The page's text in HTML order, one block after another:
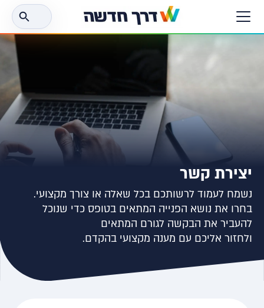
חפש
את:
יצירת קשר
נשמח לעמוד לרשותכם בכל שאלה או צורך מקצועי.
בחרו את נושא הפנייה המתאים בטופס כדי שנוכל
להעביר את הבקשה לגורם המתאים
ולחזור אליכם עם מענה מקצועי בהקדם.